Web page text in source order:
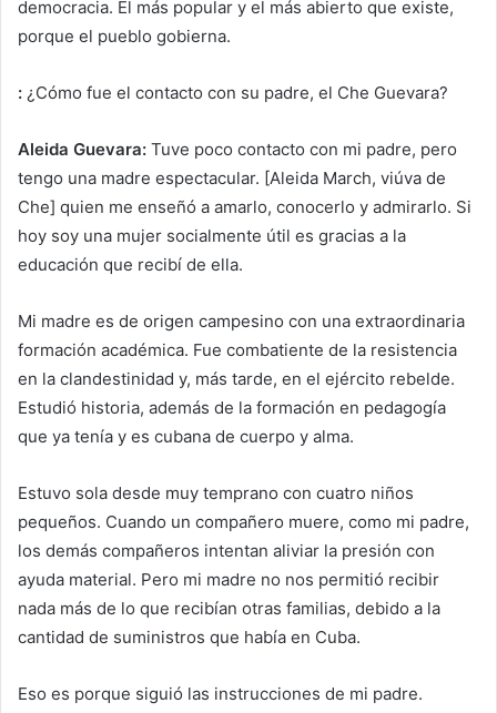
democracia. El más popular y el más abierto que existe,
porque el pueblo gobierna.
: ¿Cómo fue el contacto con su padre, el Che Guevara?
Aleida Guevara: Tuve poco contacto con mi padre, pero
tengo una madre espectacular. [Aleida March, viúva de
Che] quien me enseñó a amarlo, conocerlo y admirarlo. Si
hoy soy una mujer socialmente útil es gracias a la
educación que recibí de ella.
Mi madre es de origen campesino con una extraordinaria
formación académica. Fue combatiente de la resistencia
en la clandestinidad y, más tarde, en el ejército rebelde.
Estudió historia, además de la formación en pedagogía
que ya tenía y es cubana de cuerpo y alma.
Estuvo sola desde muy temprano con cuatro niños
pequeños. Cuando un compañero muere, como mi padre,
los demás compañeros intentan aliviar la presión con
ayuda material. Pero mi madre no nos permitió recibir
nada más de lo que recibían otras familias, debido a la
cantidad de suministros que había en Cuba.
Eso es porque siguió las instrucciones de mi padre.